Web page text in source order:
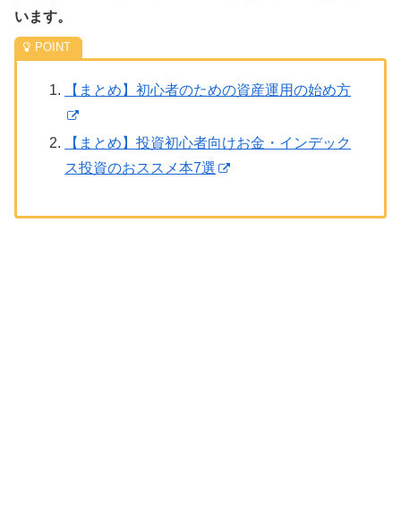
います。
【まとめ】初心者のための資産運用の始め方
【まとめ】投資初心者向けお金・インデック
ス投資のおススメ本7選